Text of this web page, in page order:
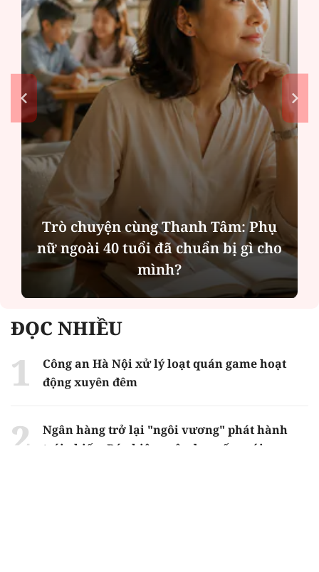
Hà Nội thu hút bác sĩ về trạm y tế,
tạo điều kiện để người dân tiếp cận
các dịch vụ y tế kỹ thuật cao
ĐỌC NHIỀU
Công an Hà Nội xử lý loạt quán game hoạt
động xuyên đêm
Ngân hàng trở lại "ngôi vương" phát hành
trái phiếu: Báo hiệu cuộc đua vốn mới